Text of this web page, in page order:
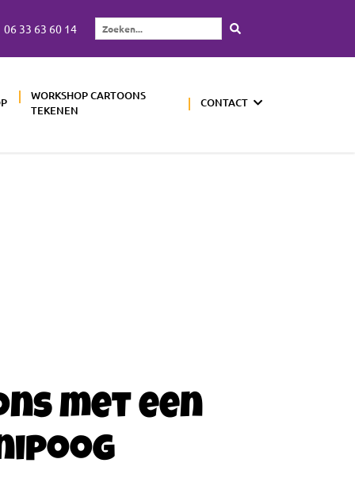
06 33 63 60 14
Zoeken...
WORKSHOP CARTOONS
TEKENEN
CONTACT
met een